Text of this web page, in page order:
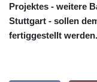
Projektes - weitere
Stuttgart - sollen
fertiggestellt werden.